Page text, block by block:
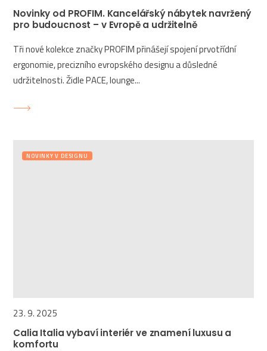
Novinky od PROFIM. Kancelářský nábytek navržený
pro budoucnost – v Evropě a udržitelně
Tři nové kolekce značky PROFIM přinášejí spojení prvotřídní
ergonomie, precizního evropského designu a důsledné
udržitelnosti. Židle PACE, lounge...
NOVINKY V DESIGNU
23. 9. 2025
Calia Italia vybaví interiér ve znamení luxusu a
komfortu